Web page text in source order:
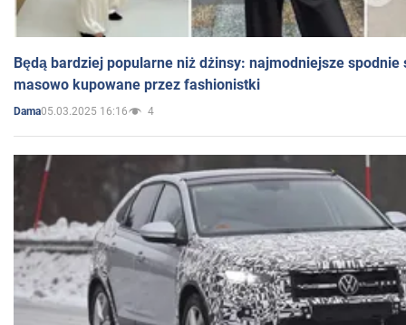
Będą bardziej popularne niż dżinsy: najmodniejsze spodnie
masowo kupowane przez fashionistki
Dama05.03.2025 16:16 4